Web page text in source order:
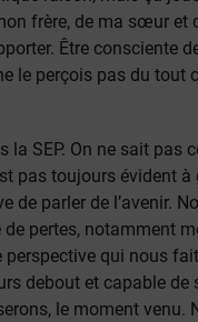
frère, de ma sœur et
Être consciente
le perçois pas du tout
la SEP. On ne sait pas
pas toujours évident à
parler de l’avenir.
pertes, notamment
perspective qui nous
debout et capable de
le moment venu.